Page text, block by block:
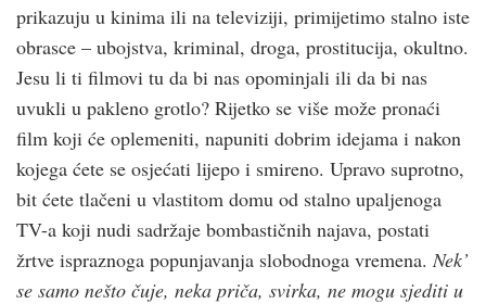
prikazuju u kinima ili na televiziji, primijetimo stalno iste
obrasce – ubojstva, kriminal, droga, prostitucija, okultno.
Jesu li ti filmovi tu da bi nas opominjali ili da bi nas
uvukli u pakleno grotlo? Rijetko se više može pronaći
film koji će oplemeniti, napuniti dobrim idejama i nakon
kojega ćete se osjećati lijepo i smireno. Upravo suprotno,
bit ćete tlačeni u vlastitom domu od stalno upaljenoga
TV-a koji nudi sadržaje bombastičnih najava, postati
žrtve ispraznoga popunjavanja slobodnoga vremena.Nek’
se samo nešto čuje, neka priča, svirka, ne mogu sjediti u